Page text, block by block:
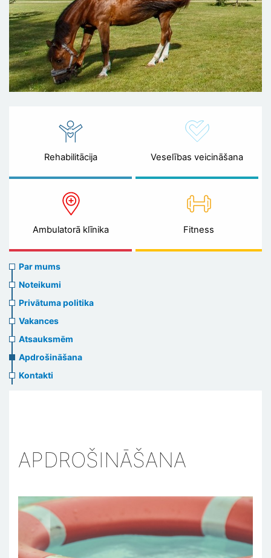
Rehabilitācija Veselības veicināšana
Ambulatorā klīnika Fitness
About
us
header
menu
Par mums
Noteikumi
Privātuma politika
Vakances
Atsauksmēm
Apdrošināšana
Kontakti
APDROŠINĀŠANA